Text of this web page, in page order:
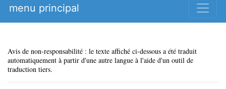
menu principal
Avis de non-responsabilité : le texte affiché ci-dessous a été traduit
automatiquement à partir d'une autre langue à l'aide d'un outil de
traduction tiers.